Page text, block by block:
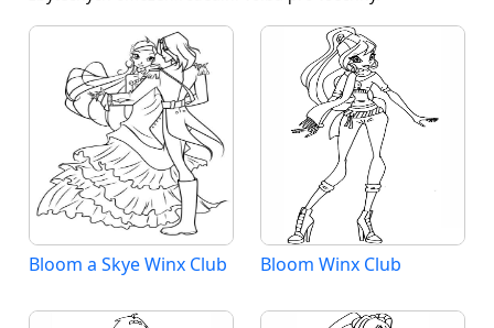
Bloom a Skye Winx Club Bloom Winx Club